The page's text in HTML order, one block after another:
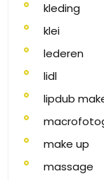
kleding
klei
lederen
lidl
lipdub
make up
massage